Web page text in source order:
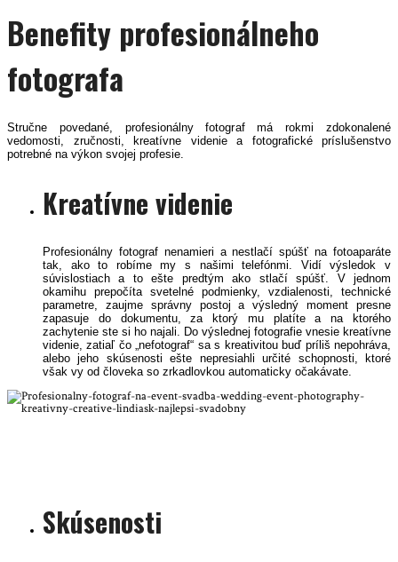
Benefity profesionálneho
fotografa
Stručne povedané, profesionálny fotograf má rokmi zdokonalené
vedomosti, zručnosti, kreatívne videnie a fotografické príslušenstvo
potrebné na výkon svojej profesie.
Kreatívne videnie
Profesionálny fotograf nenamieri a nestlačí spúšť na fotoaparáte
tak, ako to robíme my s našimi telefónmi. Vidí výsledok v
súvislostiach a to ešte predtým ako stlačí spúšť. V jednom
okamihu prepočíta svetelné podmienky, vzdialenosti, technické
parametre, zaujme správny postoj a výsledný moment presne
zapasuje do dokumentu, za ktorý mu platíte a na ktorého
zachytenie ste si ho najali. Do výslednej fotografie vnesie kreatívne
videnie, zatiaľ čo „nefotograf“ sa s kreativitou buď príliš nepohráva,
alebo jeho skúsenosti ešte nepresiahli určité schopnosti, ktoré
však vy od človeka so zrkadlovkou automaticky očakávate.
Skúsenosti